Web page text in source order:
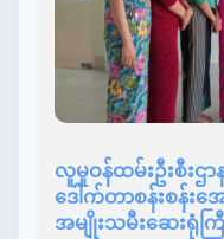
လူမှုဝန်ထမ်းဦးစီးဌာ
ဒေါက်တာစန်းစန်း
အမျိုးသမီးဆေးရုံကြီ